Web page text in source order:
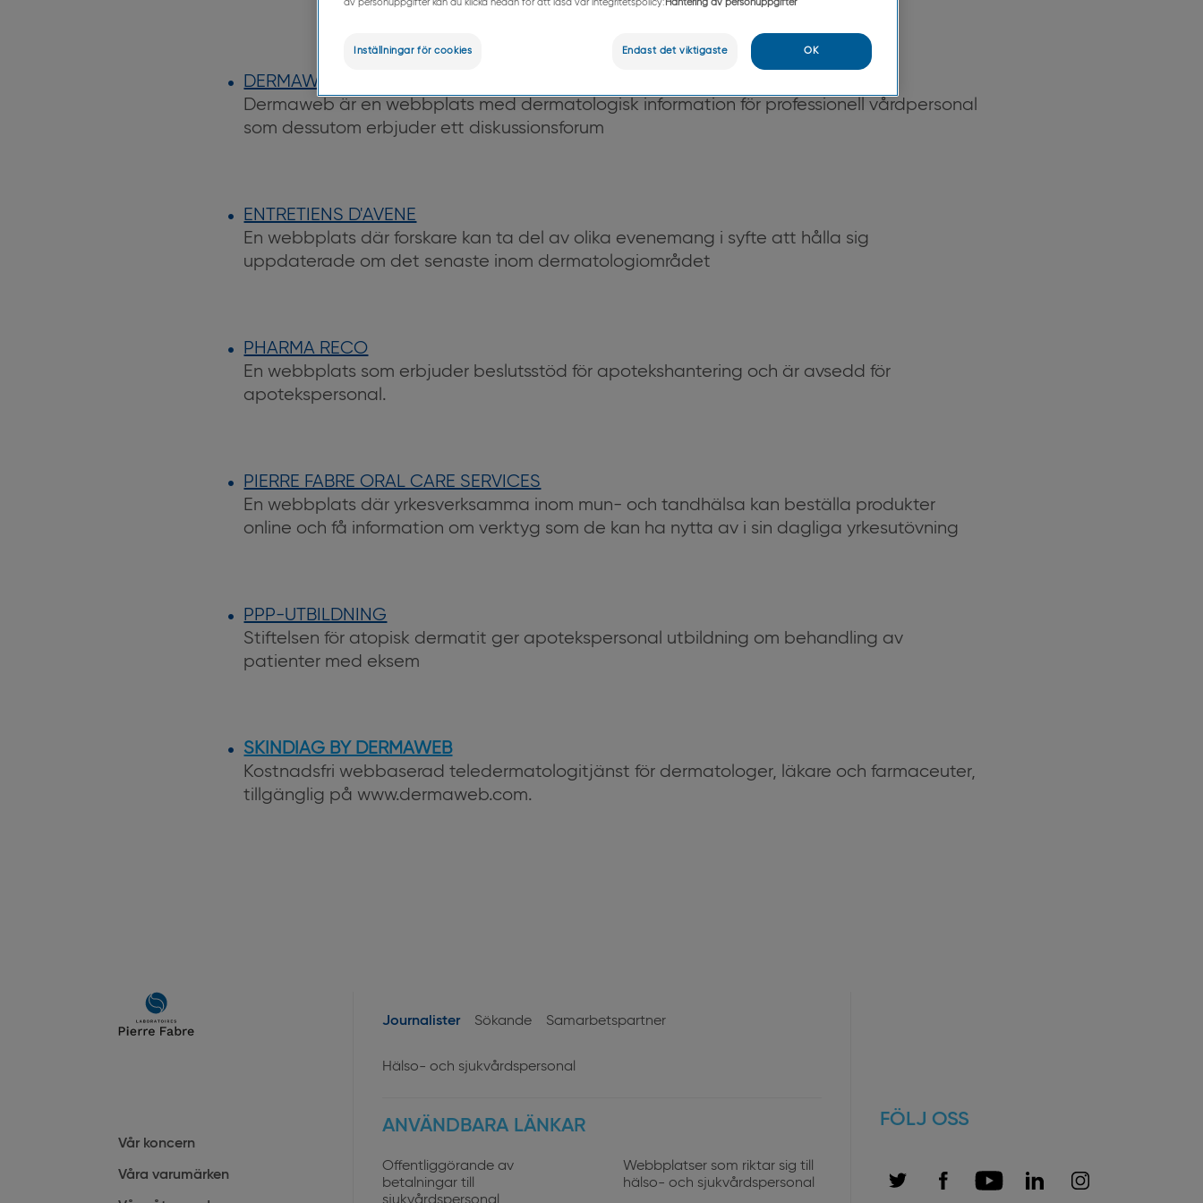
DERMAWEB
Dermaweb är en webbplats med dermatologisk information för professionell vårdpersonal
som dessutom erbjuder ett diskussionsforum
ENTRETIENS D'AVENE
En webbplats där forskare kan ta del av olika evenemang i syfte att hålla sig
uppdaterade om det senaste inom dermatologiområdet
PHARMA RECO
En webbplats som erbjuder beslutsstöd för apotekshantering och är avsedd för
apotekspersonal.
PIERRE FABRE ORAL CARE SERVICES
En webbplats där yrkesverksamma inom mun- och tandhälsa kan beställa produkter
online och få information om verktyg som de kan ha nytta av i sin dagliga yrkesutövning
PPP-UTBILDNING
Stiftelsen för atopisk dermatit ger apotekspersonal utbildning om behandling av
patienter med eksem
SKINDIAG BY DERMAWEB
Kostnadsfri webbaserad teledermatologitjänst för dermatologer, läkare och farmaceuter,
tillgänglig på www.dermaweb.com.
Main
navigation
Vår koncern
Våra varumärken
User
profiles
Journalister Sökande Samarbetspartner
Hälso- och sjukvårdspersonal
ANVÄNDBARA LÄNKAR
Offentliggörande av
betalningar till
Webbplatser som riktar sig till
hälso- och sjukvårdspersonal
FÖLJ OSS
av personuppgifter kan du klicka nedan för att läsa vår integritetspolicy: Hantering av personuppgifter
Inställningar för cookies Endast det viktigaste OK